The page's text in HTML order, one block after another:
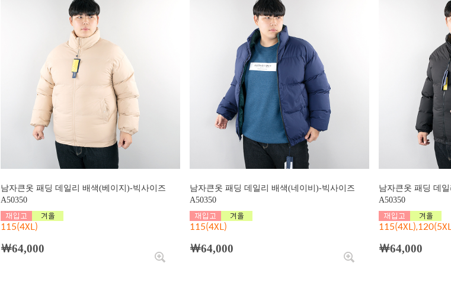
남자큰옷 패딩 데일리 배색(베이지)-빅사이즈
A50350
115(4XL)
￦64,000
남자큰옷 패딩 데일리 배색(네이비)-빅사이즈
A50350
115(4XL)
￦64,000
남자큰옷 패딩 데
A50350
￦64,000